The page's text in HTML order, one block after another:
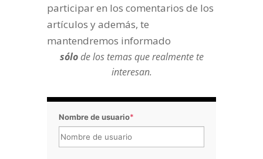
participar en los comentarios de los
artículos y además, te
mantendremos informado
sólode los temas que realmente te
interesan.
Nombre de usuario*